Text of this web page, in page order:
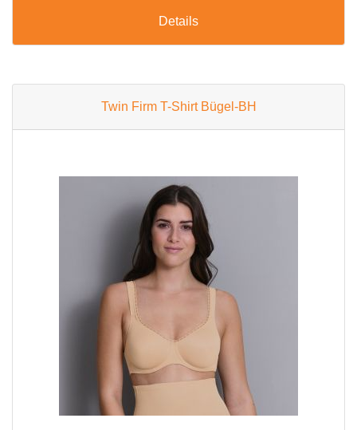
Details
Twin Firm T-Shirt Bügel-BH